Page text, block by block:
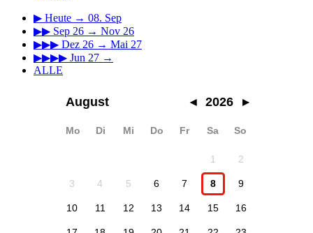
▶ Heute → 08. Sep
▶▶ Sep 26 → Nov 26
▶▶▶ Dez 26 → Mai 27
▶▶▶▶ Jun 27 →
ALLE
August ◂ 2026 ▸
Mo Di Mi Do Fr Sa So
1 2
3 4 5 6 7 8 9
10 11 12 13 14 15 16